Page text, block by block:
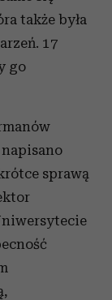
także była
17
go
sprawą